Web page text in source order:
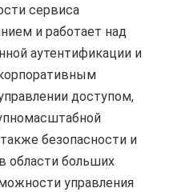
сервиса
и работает над
аутентификации и
доступом,
безопасности и
области больших
управления